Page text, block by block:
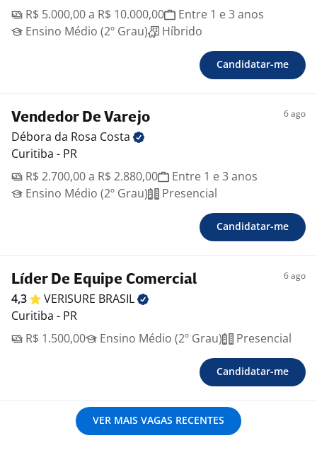
R$ 5.000,00 a R$ 10.000,00
Entre 1 e 3 anos
Ensino Médio (2º Grau)
Híbrido
Candidatar-me
Vendedor De Varejo 6 ago
Débora da Rosa Costa
Curitiba - PR
R$ 2.700,00 a R$ 2.880,00
Entre 1 e 3 anos
Ensino Médio (2º Grau)
Presencial
Candidatar-me
Líder De Equipe Comercial 6 ago
4,3 VERISURE BRASIL
Curitiba - PR
R$ 1.500,00
Ensino Médio (2º Grau) Presencial
Candidatar-me
VER MAIS VAGAS RECENTES